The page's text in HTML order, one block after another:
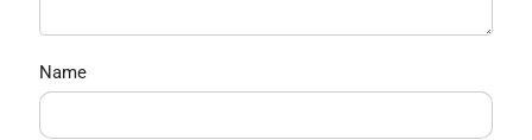
Name